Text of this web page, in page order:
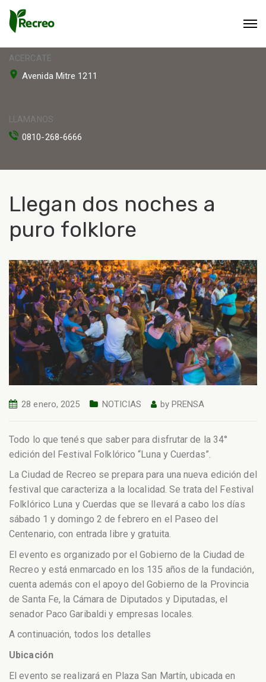
ACERCATE
Avenida Mitre 1211
LLAMANOS
0810-268-6666
Llegan dos noches a
puro folklore
28 enero, 2025 NOTICIAS by PRENSA
Todo lo que tenés que saber para disfrutar de la 34°
edición del Festival Folklórico “Luna y Cuerdas”.
La Ciudad de Recreo se prepara para una nueva edición del
festival que caracteriza a la localidad. Se trata del Festival
Folklórico Luna y Cuerdas que se llevará a cabo los días
sábado 1 y domingo 2 de febrero en el Paseo del
Centenario, con entrada libre y gratuita.
El evento es organizado por el Gobierno de la Ciudad de
Recreo y está enmarcado en los 135 años de la fundación,
cuenta además con el apoyo del Gobierno de la Provincia
de Santa Fe, la Cámara de Diputados y Diputadas, el
senador Paco Garibaldi y empresas locales.
A continuación, todos los detalles
Ubicación
El evento se realizará en Plaza San Martín, ubicada en